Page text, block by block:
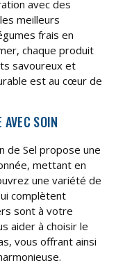
avec des
meilleurs
frais en
chaque produit
savoureux et
est au cœur de
SOIN
de Sel propose une
mettant en
une variété de
complètent
sont à votre
aider à choisir le
vous offrant ainsi